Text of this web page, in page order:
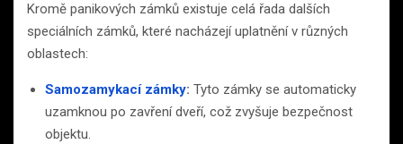
Kromě panikových zámků existuje celá řada dalších
speciálních zámků, které nacházejí uplatnění v různých
oblastech:
Samozamykací zámky: Tyto zámky se automaticky
uzamknou po zavření dveří, což zvyšuje bezpečnost
objektu.